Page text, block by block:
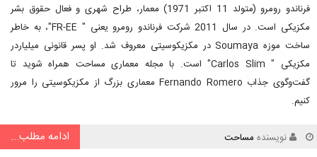
فرناندو رومرو (متولد 11 اکتبر 1971) معمار، طراح شهری و فعال حقوق بشر
مکزیکی است. در سال 2011 شرکت فرناندو رومرو یعنی " FR-EE"، به خاطر
ساخت موزه Soumaya در مکزیکوسیتی معروف شد. او پسر قانونی میلیاردر
مکزیکی " Carlos Slim" است. با مجله معماری مساحت همراه شوید تا
گفت‌وگوی جذاب Fernando Romero معماری بزرگ از مکزیکوسیتی را مرور
کنیم.
نویسنده مساحت ادامه مطلب...